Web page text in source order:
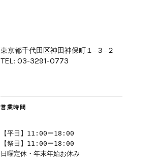
東京都千代田区神田神保町１−３−２
TEL: 03-3291-0773
営業時間
【平日】11:00ー18:00
【祭日】11:00ー18:00
日曜定休・年末年始お休み